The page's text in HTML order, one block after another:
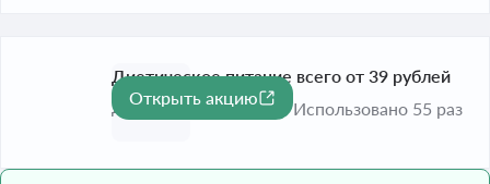
Диетическое питание всего от 39 рублей
До 31 дек. 2026
Открыть акцию
Использовано 55 раз